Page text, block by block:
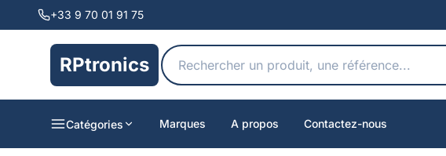
+33 9 70 01 91 75
RPtronics
Catégories Marques A propos Contactez-nous